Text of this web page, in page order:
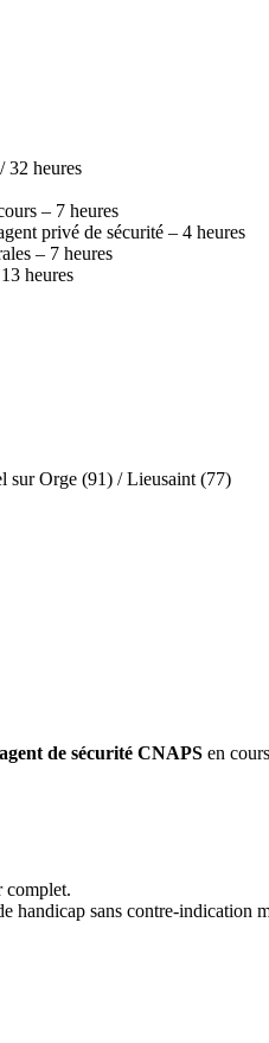
32 heures
– 7 heures
privé de sécurité – 4 heures
– 7 heures
heures
sur Orge (91) / Lieusaint (77)
de sécurité CNAPS en
complet.
handicap sans contre-indication